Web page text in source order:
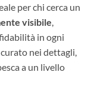
per chi cerca un
visibile,
in ogni
nei dettagli,
a un livello